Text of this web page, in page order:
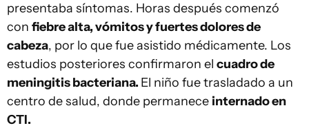
presentaba síntomas. Horas después comenzó
con fiebre alta, vómitos y fuertes dolores de
cabeza, por lo que fue asistido médicamente. Los
estudios posteriores confirmaron el cuadro de
meningitis bacteriana. El niño fue trasladado a un
centro de salud, donde permanece internado en
CTI.